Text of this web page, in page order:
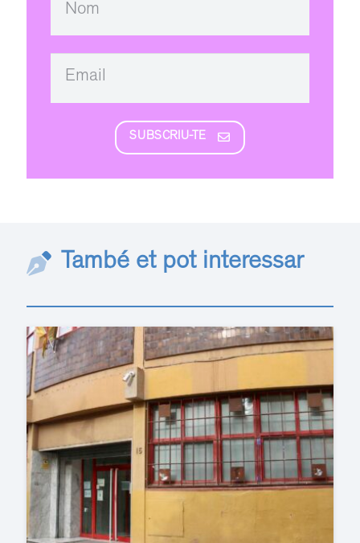
SUBSCRIU-TE
També et pot interessar